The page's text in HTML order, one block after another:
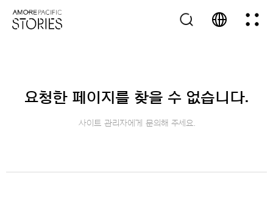
요청한 페이지를 찾을 수 없습니다.
사이트 관리자에게 문의해 주세요.